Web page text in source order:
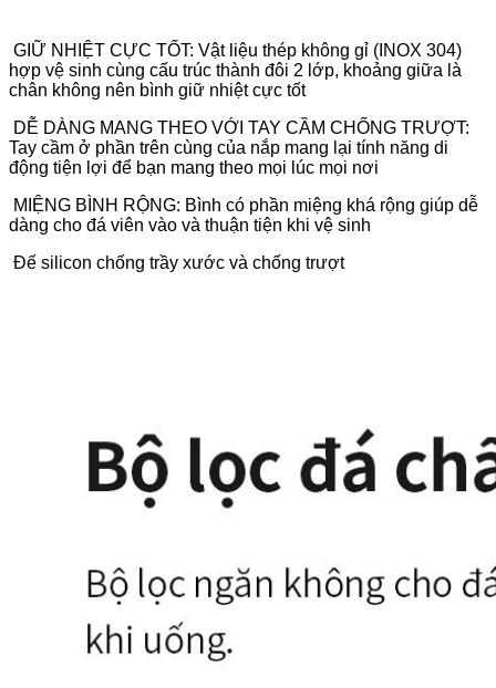
️ GIỮ NHIỆT CỰC TỐT: Vật liệu thép không gỉ (INOX 304)
hợp vệ sinh cùng cấu trúc thành đôi 2 lớp, khoảng giữa là
chân không nên bình giữ nhiệt cực tốt
️ DỄ DÀNG MANG THEO VỚI TAY CẦM CHỐNG TRƯỢT:
Tay cầm ở phần trên cùng của nắp mang lại tính năng di
động tiện lợi để bạn mang theo mọi lúc mọi nơi
️ MIỆNG BÌNH RỘNG: Bình có phần miệng khá rộng giúp dễ
dàng cho đá viên vào và thuận tiện khi vệ sinh
️ Đế silicon chống trầy xước và chống trượt